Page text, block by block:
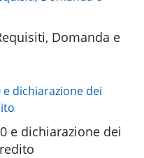
Domanda e
e dichiarazione dei